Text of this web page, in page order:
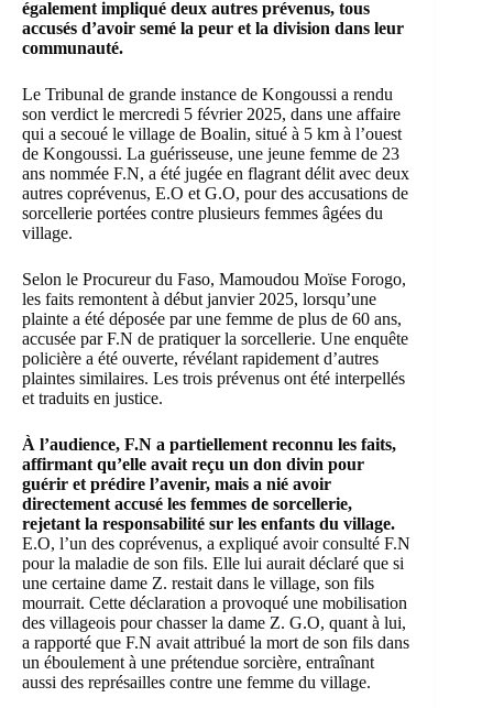
également impliqué deux autres prévenus, tous
accusés d’avoir semé la peur et la division dans leur
communauté.
Le Tribunal de grande instance de Kongoussi a rendu
son verdict le mercredi 5 février 2025, dans une affaire
qui a secoué le village de Boalin, situé à 5 km à l’ouest
de Kongoussi. La guérisseuse, une jeune femme de 23
ans nommée F.N, a été jugée en flagrant délit avec deux
autres coprévenus, E.O et G.O, pour des accusations de
sorcellerie portées contre plusieurs femmes âgées du
village.
Selon le Procureur du Faso, Mamoudou Moïse Forogo,
les faits remontent à début janvier 2025, lorsqu’une
plainte a été déposée par une femme de plus de 60 ans,
accusée par F.N de pratiquer la sorcellerie. Une enquête
policière a été ouverte, révélant rapidement d’autres
plaintes similaires. Les trois prévenus ont été interpellés
et traduits en justice.
À l’audience, F.N a partiellement reconnu les faits,
affirmant qu’elle avait reçu un don divin pour
guérir et prédire l’avenir, mais a nié avoir
directement accusé les femmes de sorcellerie,
rejetant la responsabilité sur les enfants du village.
E.O, l’un des coprévenus, a expliqué avoir consulté F.N
pour la maladie de son fils. Elle lui aurait déclaré que si
une certaine dame Z. restait dans le village, son fils
mourrait. Cette déclaration a provoqué une mobilisation
des villageois pour chasser la dame Z. G.O, quant à lui,
a rapporté que F.N avait attribué la mort de son fils dans
un éboulement à une prétendue sorcière, entraînant
aussi des représailles contre une femme du village.